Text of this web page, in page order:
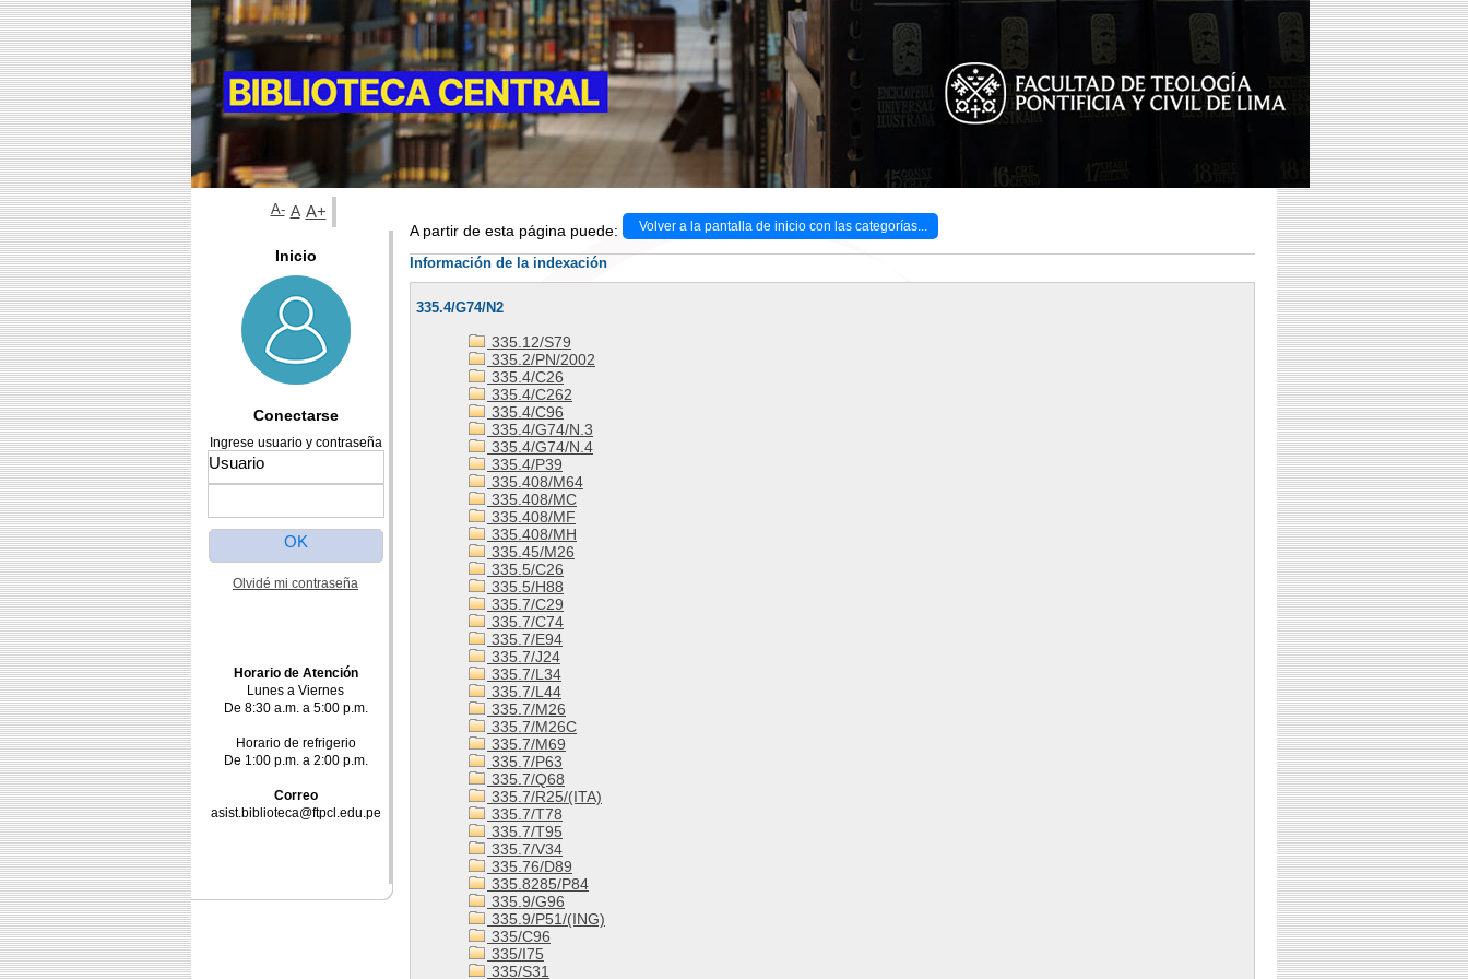
A partir de esta página puede: Volver a la pantalla de inicio con las categorías...
Información de la indexación
335.4/G74/N2
335.12/S79
335.2/PN/2002
335.4/C26
335.4/C262
335.4/C96
335.4/G74/N.3
335.4/G74/N.4
335.4/P39
335.408/M64
335.408/MC
335.408/MF
335.408/MH
335.45/M26
335.5/C26
335.5/H88
335.7/C29
335.7/C74
335.7/E94
335.7/J24
335.7/L34
335.7/L44
335.7/M26
335.7/M26C
335.7/M69
335.7/P63
335.7/Q68
335.7/R25/(ITA)
335.7/T78
335.7/T95
335.7/V34
335.76/D89
335.8285/P84
335.9/G96
335.9/P51/(ING)
335/C96
335/I75
335/S31
A- A A+
Inicio
Conectarse
Ingrese usuario y contraseña
Olvidé mi contraseña
Horario de Atención
Lunes a Viernes
De 8:30 a.m. a 5:00 p.m.
Horario de refrigerio
De 1:00 p.m. a 2:00 p.m.
Correo
asist.biblioteca@ftpcl.edu.pe